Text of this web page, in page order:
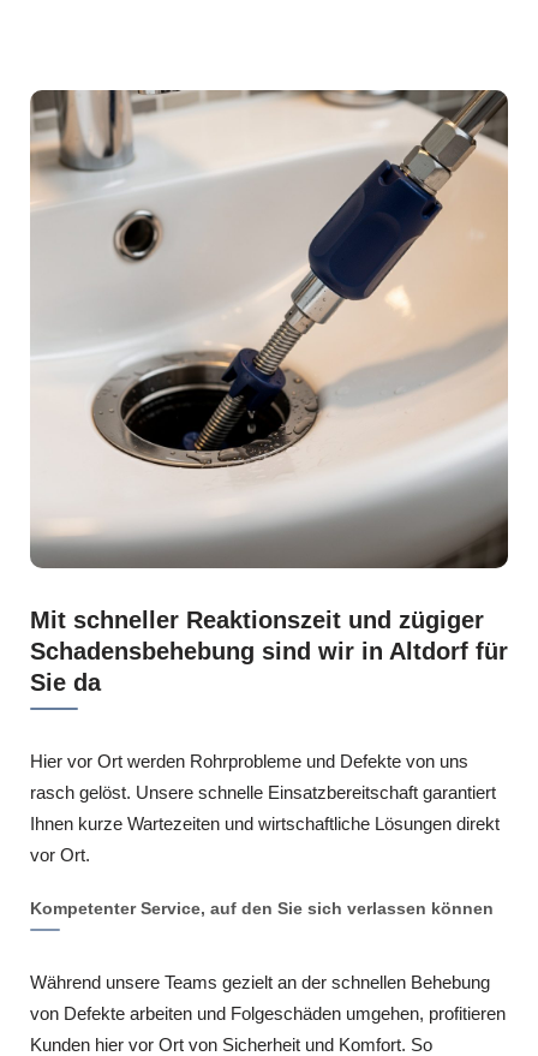
Mit schneller Reaktionszeit und zügiger
Schadensbehebung sind wir in Altdorf für
Sie da
Hier vor Ort werden Rohrprobleme und Defekte von uns
rasch gelöst. Unsere schnelle Einsatzbereitschaft garantiert
Ihnen kurze Wartezeiten und wirtschaftliche Lösungen direkt
vor Ort.
Kompetenter Service, auf den Sie sich verlassen können
Während unsere Teams gezielt an der schnellen Behebung
von Defekte arbeiten und Folgeschäden umgehen, profitieren
Kunden hier vor Ort von Sicherheit und Komfort. So